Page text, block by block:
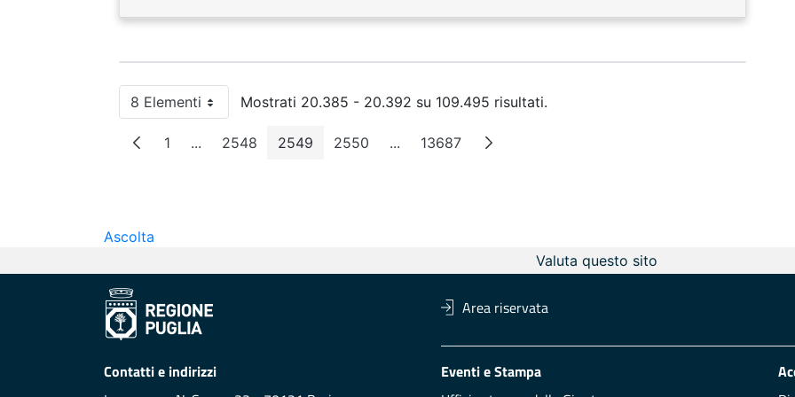
8 ElementiPer paginaMostrati 20.385 - 20.392 su 109.495 risultati.
Pagina
1 ...Pagine intermedie
Pagina
2548 Pagina
2549 Pagina
2550 ...Pagine intermedie
Pagina
13687
Ascolta
Valuta questo sito
Area riservata
Contatti e indirizzi
Eventi e Stampa